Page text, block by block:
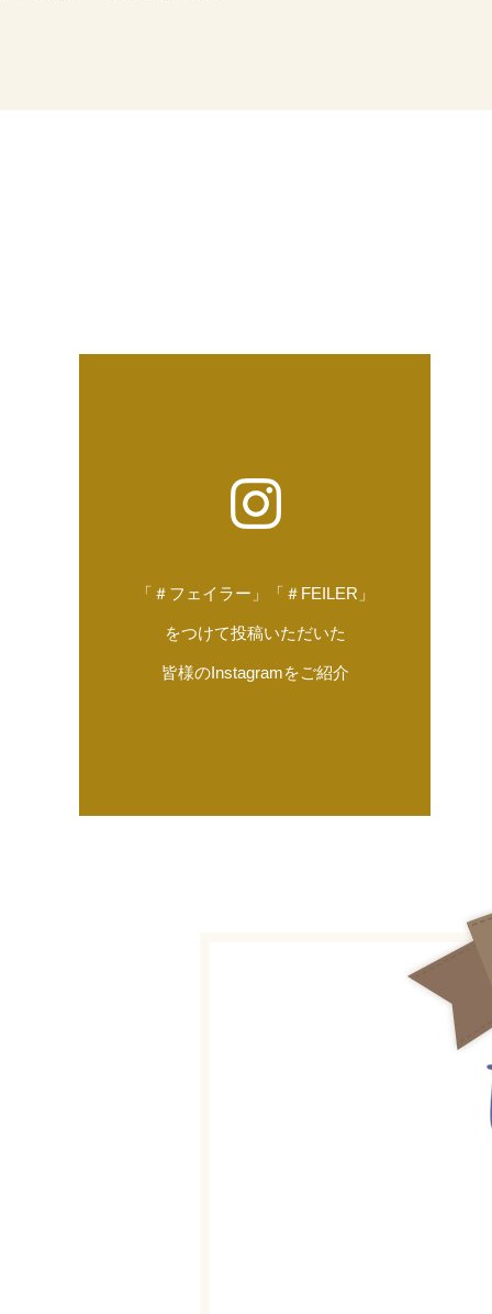
「＃フェイラー」「＃FEILER」
をつけて投稿いただいた
皆様のInstagramをご紹介